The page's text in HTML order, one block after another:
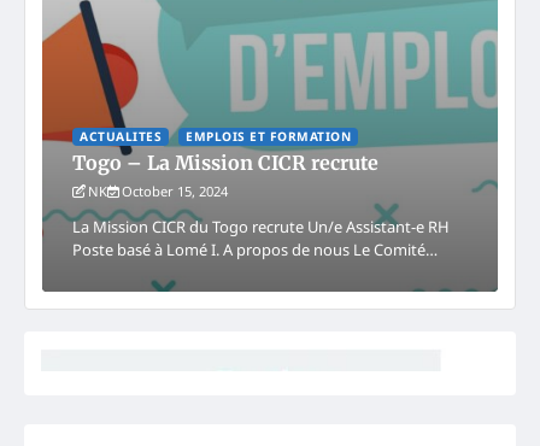
ACTUALITES EMPLOIS ET FORMATION
Togo – La Mission CICR recrute
NK October 15, 2024
La Mission CICR du Togo recrute Un/e Assistant-e RH
Poste basé à Lomé I. A propos de nous Le Comité…